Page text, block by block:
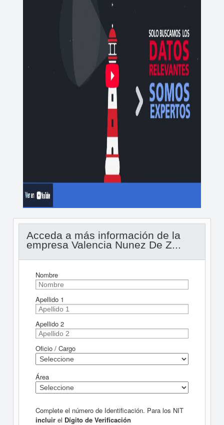
Acceda a más información de la
empresa Valencia Nunez De Z...
Nombre
Apellido 1
Apellido 2
Oficio / Cargo
Área
Complete el número de Identificación. Para los NIT
incluirel Dígito de Verificación